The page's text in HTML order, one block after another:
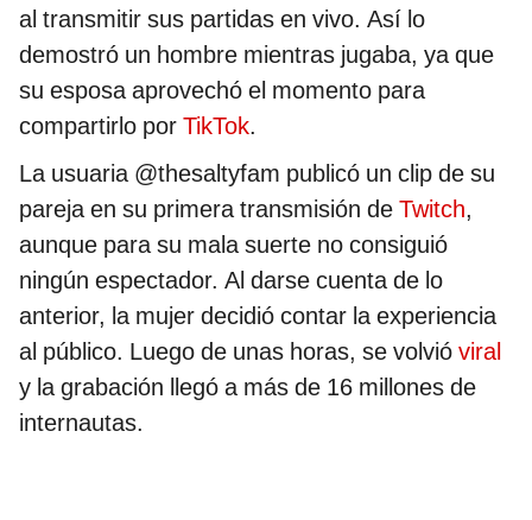
al transmitir sus partidas en vivo. Así lo
demostró un hombre mientras jugaba, ya que
su esposa aprovechó el momento para
compartirlo por TikTok.
La usuaria @thesaltyfam publicó un clip de su
pareja en su primera transmisión de Twitch,
aunque para su mala suerte no consiguió
ningún espectador. Al darse cuenta de lo
anterior, la mujer decidió contar la experiencia
al público. Luego de unas horas, se volvió viral
y la grabación llegó a más de 16 millones de
internautas.